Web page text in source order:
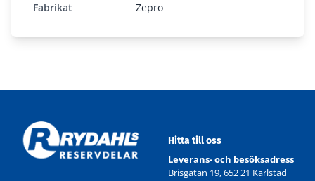
Fabrikat Zepro
Hitta till oss
Leverans- och besöksadress
Brisgatan 19, 652 21 Karlstad